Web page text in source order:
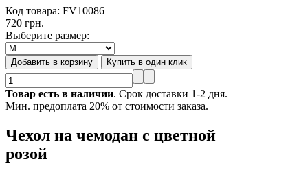
Код товара: FV10086
720 грн.
Выберите размер:
Товар есть в наличии. Срок доставки 1-2 дня.
Мин. предоплата 20% от стоимости заказа.
Чехол на чемодан с цветной
розой